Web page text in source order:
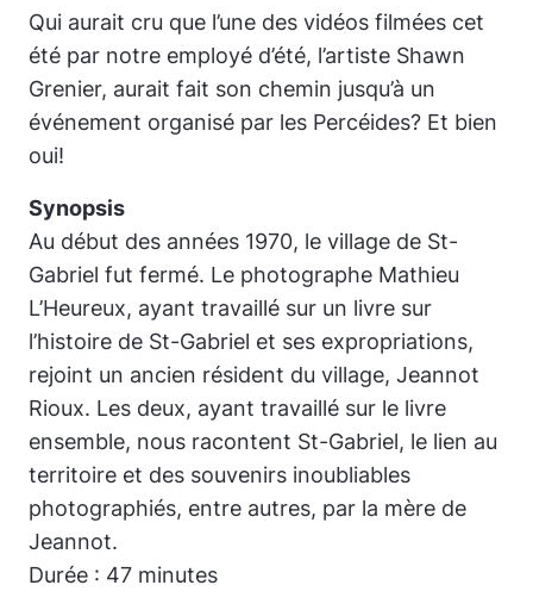
Qui aurait cru que l’une des vidéos filmées cet
été par notre employé d’été, l’artiste Shawn
Grenier, aurait fait son chemin jusqu’à un
événement organisé par les Percéides? Et bien
oui!
Synopsis
Au début des années 1970, le village de St-
Gabriel fut fermé. Le photographe Mathieu
L’Heureux, ayant travaillé sur un livre sur
l’histoire de St-Gabriel et ses expropriations,
rejoint un ancien résident du village, Jeannot
Rioux. Les deux, ayant travaillé sur le livre
ensemble, nous racontent St-Gabriel, le lien au
territoire et des souvenirs inoubliables
photographiés, entre autres, par la mère de
Jeannot.
Durée : 47 minutes